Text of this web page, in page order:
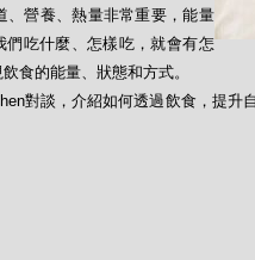
、營養、熱量非常重要，能量
們吃什麼、怎樣吃，就會有怎
食的能量、狀態和方式。
對談，介紹如何透過飲食，提升